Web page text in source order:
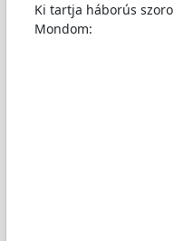
Ki tartja háborús
Mondom: